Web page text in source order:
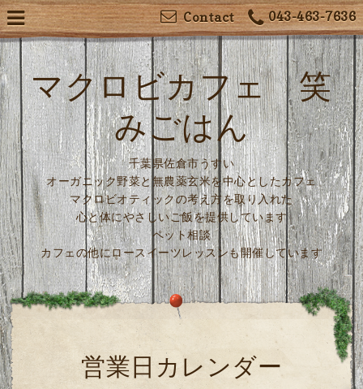
043-463-7636
Contact
マクロビカフェ 笑
みごはん
千葉県佐倉市うすい
オーガニック野菜と無農薬玄米を中心としたカフェ
マクロビオティックの考え方を取り入れた
心と体にやさしいご飯を提供しています
ペット相談
カフェの他にロースイーツレッスンも開催しています
営業日カレンダー